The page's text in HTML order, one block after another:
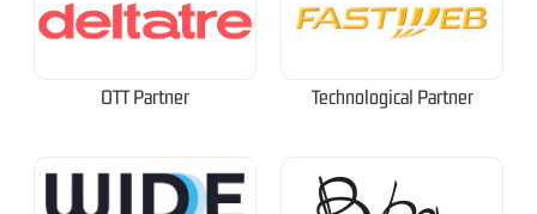
OTT Partner Technological Partner